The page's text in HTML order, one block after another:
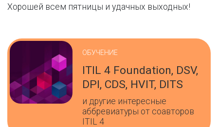
Хорошей всем пятницы и удачных выходных!
ОБУЧЕНИЕ
ITIL 4 Foundation, DSV,
DPI, CDS, HVIT, DITS
и другие интересные
аббревиатуры от соавторов
ITIL 4